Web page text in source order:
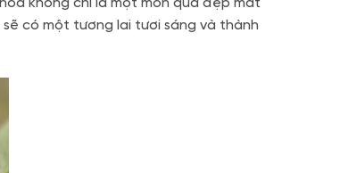
không chỉ là một món quà đẹp mắt
có một tương lai tươi sáng và thành